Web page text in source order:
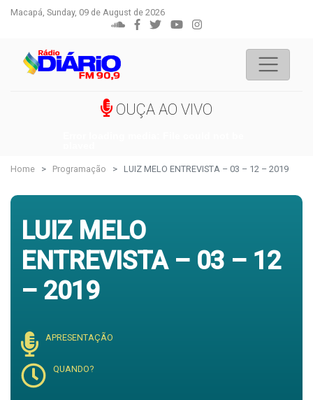
Macapá, Sunday, 09 de August de 2026
OUÇA AO VIVO
Home Programação LUIZ MELO ENTREVISTA – 03 – 12 – 2019
LUIZ MELO
ENTREVISTA – 03 – 12
– 2019
APRESENTAÇÃO
QUANDO?